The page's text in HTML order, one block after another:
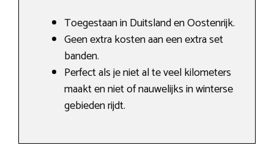
Toegestaan in Duitsland en Oostenrijk.
Geen extra kosten aan een extra set
banden.
Perfect als je niet al te veel kilometers
maakt en niet of nauwelijks in winterse
gebieden rijdt.